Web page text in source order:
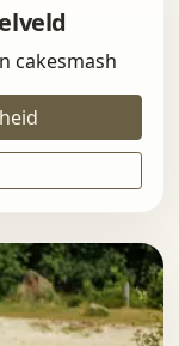
cakesmash